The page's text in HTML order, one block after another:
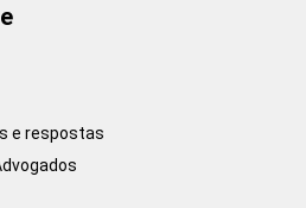
e respostas